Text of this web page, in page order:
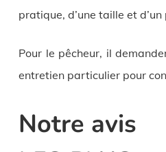
pratique, d’une taille et
Pour le pêcheur, il
entretien particulier pour
Notre avis